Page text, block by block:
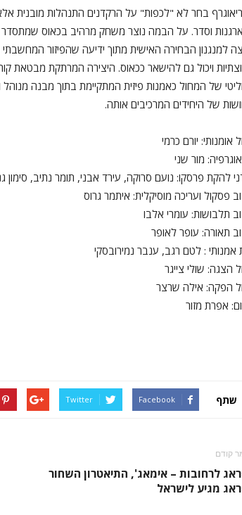
בחר לא "לכפות" על הרקדנים התנהלות מובנית
וסדר. על הבמה נוצר משחק מרהיב בכאוס שמתסדר
למנגנון הבחירה האישית מתוך ידיעה שהפיזור
ויכול גם להישאר ככאוס. היצירה המרתקת מבטאת
של המחול כאמנות פיזית המתקיימת בתוך מבנה
של היחידים המרכיבים אותה.
אומנותי: יורם כרמי
מור שני
להקת פרסקו: נועם סרוקה, עירד אבני, תומר נתיב, סימון
פסקול ועריכה מוסיקלית: איתמר גרוס
תלבושות: עומרי אלבו
תאורה: עופר לאופר
אמנותי : לטם רגב, ענבר נמירובסקי
הצגה: שולי צייגר
הפקה: אילה שרצר
אפרת מזור
שתף Facebook
Twitter
קודם
לרחובות – אימאג', התיאטרון השחור
מגיע לישראל